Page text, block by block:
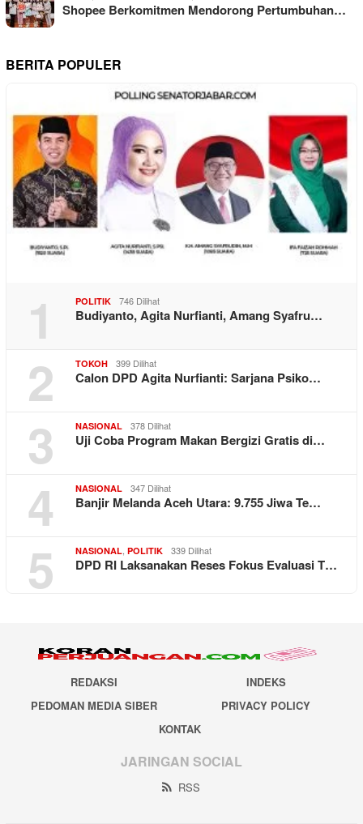
Shopee Berkomitmen Mendorong Pertumbuhan…
BERITA POPULER
1 POLITIK 746 Dilihat
Budiyanto, Agita Nurfianti, Amang Syafru…
2 TOKOH 399 Dilihat
Calon DPD Agita Nurfianti: Sarjana Psiko…
3 NASIONAL 378 Dilihat
Uji Coba Program Makan Bergizi Gratis di…
4 NASIONAL 347 Dilihat
Banjir Melanda Aceh Utara: 9.755 Jiwa Te…
5 NASIONAL POLITIK 339 Dilihat
DPD RI Laksanakan Reses Fokus Evaluasi T…
REDAKSI
INDEKS
PEDOMAN MEDIA SIBER
PRIVACY POLICY
KONTAK
JARINGAN SOCIAL
RSS